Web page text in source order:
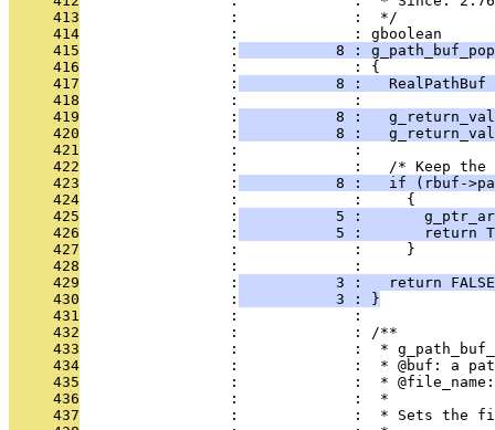
     413
                 :             :  */
     414
                 :             : gboolean
     415
                 :
8 :
     416
                 :             : {
     417
                 :
8 :   RealPathBuf
     418
                 :             :
     419
                 :
8 :
     420
                 :
8 :
     421
                 :             :
     422
:             :   /* Keep
     423
                 :
8 :   if (rbuf-
     424
                 :             :     {
     425
                 :
5 :
     426
                 :
5 :       return
     427
                 :             :     }
     428
                 :             :
     429
                 :
3 :   return
     430
                 :
           3 : }
     431
                 :             :
     432
                 :             : /**
     433
:             :  *
     434
:             :  * @buf: a
     435
:             :  *
     436
                 :             :  *
     437
:             :  * Sets the